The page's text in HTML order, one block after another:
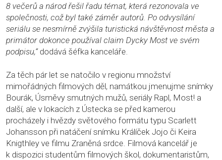
8 večerů a národ řešil řadu témat, která rezonovala ve
společnosti, což byl také záměr autorů. Po odvysílání
seriálu se nesmírně zvýšila turistická návštěvnost města a
primátor dokonce používal claim Dycky Most ve svém
podpisu,“ dodává šéfka kanceláře.
Za těch pár let se natočilo v regionu množství
mimořádných filmových děl, namátkou jmenujme snímky
Bourák, Úsměvy smutných mužů, seriály Rapl, Most! a
další, ale v lokacích z Ústecka se před kamerou
procházely i hvězdy světového formátu typu Scarlett
Johansson při natáčení snímku Králíček Jojo či Keira
Knigthley ve filmu Zraněná srdce. Filmová kancelář je
k dispozici studentům filmových škol, dokumentaristům,